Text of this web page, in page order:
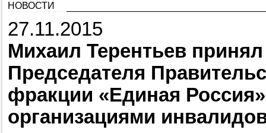
НОВОСТИ
27.11.2015
Михаил Терентьев принял
Председателя
фракции «Единая
организациями